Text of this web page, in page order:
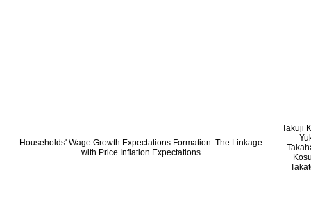
Households' Wage Growth Expectations Formation: The Linkage
with Price Inflation Expectations
Takuji